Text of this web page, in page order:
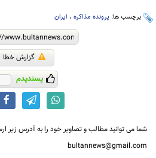
برچسب ها: پرونده مذاکره ، ایران
گزارش خطا
پسندیدم
شما می توانید مطالب و تصاویر خود را به آدرس زیر
bultannews@gmail.com